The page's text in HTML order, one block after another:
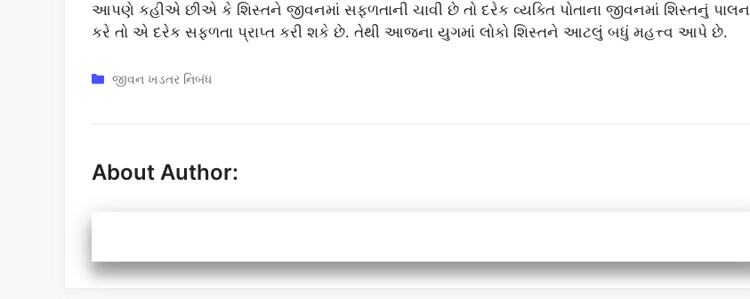
આપણે કહીએ છીએ કે શિસ્તને જીવનમાં સફળતાની ચાવી છે તો દરેક વ્યક્તિ પોતાના જીવનમાં શિસ્તનું પાલન
કરે તો એ દરેક સફળતા પ્રાપ્ત કરી શકે છે. તેથી આજના યુગમાં લોકો શિસ્તને આટલું બધું મહત્ત્વ આપે છે.
Categories
જીવન ખડતર નિબંધ
About Author: